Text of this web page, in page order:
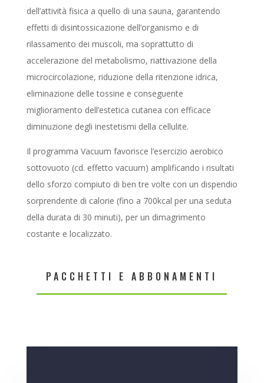
dell’attività fisica a quello di una sauna, garantendo
effetti di disintossicazione dell’organismo e di
rilassamento dei muscoli, ma soprattutto di
accelerazione del metabolismo, riattivazione della
microcircolazione, riduzione della ritenzione idrica,
eliminazione delle tossine e conseguente
miglioramento dell’estetica cutanea con efficace
diminuzione degli inestetismi della cellulite.
Il programma Vacuum favorisce l’esercizio aerobico
sottovuoto (cd. effetto vacuum) amplificando i risultati
dello sforzo compiuto di ben tre volte con un dispendio
sorprendente di calorie (fino a 700kcal per una seduta
della durata di 30 minuti), per un dimagrimento
costante e localizzato.
PACCHETTI E ABBONAMENTI